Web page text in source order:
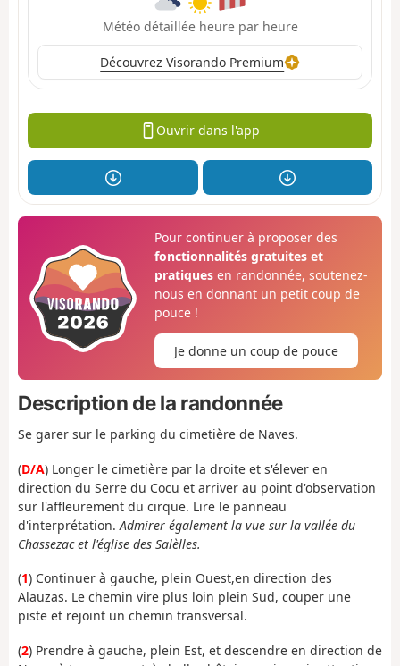
Météo détaillée heure par heure
Découvrez Visorando Premium
Ouvrir dans l'app
Pour continuer à proposer des
fonctionnalités gratuites et
pratiquesen randonnée, soutenez-
nous en donnant un petit coup de
pouce !
Je donne un coup de pouce
Description de la randonnée
Se garer sur le parking du cimetière de Naves.
(D/A) Longer le cimetière par la droite et s'élever en
direction du Serre du Cocu et arriver au point d'observation
sur l'affleurement du cirque. Lire le panneau
d'interprétation. Admirer également la vue sur la vallée du
Chassezac et l'église des Salèlles.
(1) Continuer à gauche, plein Ouest,en direction des
Alauzas. Le chemin vire plus loin plein Sud, couper une
piste et rejoint un chemin transversal.
(2) Prendre à gauche, plein Est, et descendre en direction de